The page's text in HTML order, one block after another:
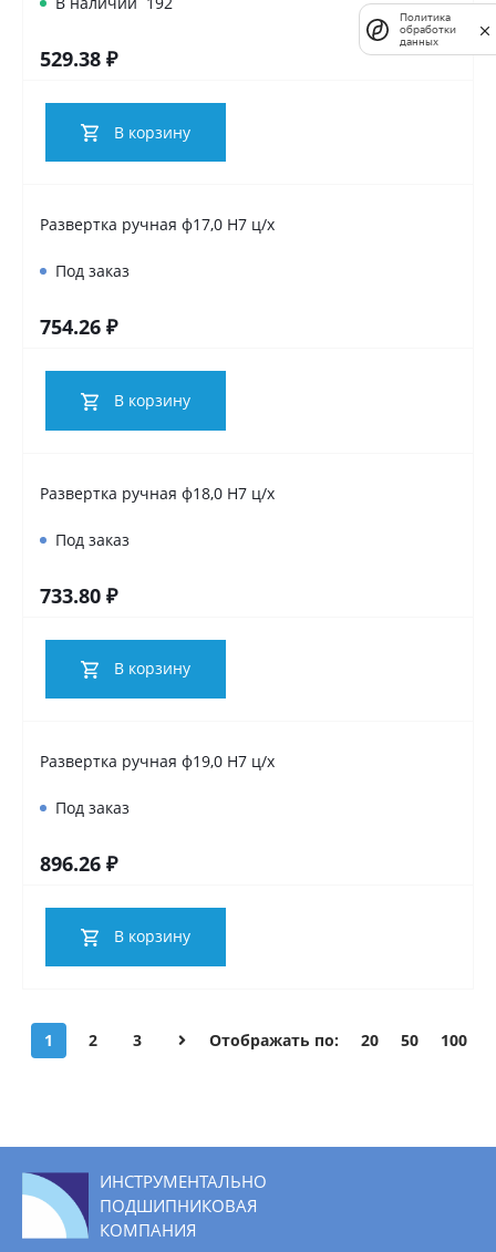
529.38 ₽
В корзину
Развертка ручная ф17,0 Н7 ц/х
Под заказ
754.26 ₽
В корзину
Развертка ручная ф18,0 Н7 ц/х
Под заказ
733.80 ₽
В корзину
Развертка ручная ф19,0 Н7 ц/х
Под заказ
896.26 ₽
В корзину
1 2 3 Отображать по: 20 50 100
ИНСТРУМЕНТАЛЬНО
ПОДШИПНИКОВАЯ
КОМПАНИЯ
Политика
обработки
данных